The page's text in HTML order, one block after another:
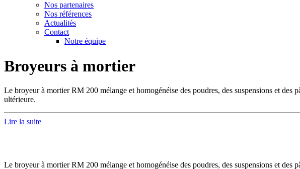
Nos partenaires
Nos références
Actualités
Contact
Notre équipe
Broyeurs à mortier
Le broyeur à mortier RM 200 mélange et homogénéise des poudres, des suspensions et
ultérieure.
Lire la suite
Le broyeur à mortier RM 200 mélange et homogénéise des poudres, des suspensions et